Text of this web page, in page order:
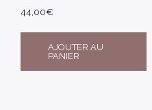
44,00€
AJOUTER AU
PANIER